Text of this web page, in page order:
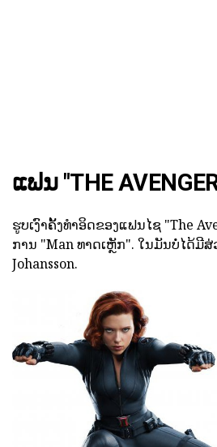
ແຟນ "THE
ຮູບເງົາຄັ້ງທໍາອິດຂອງແຟນໄຊ "The
ການ "Man ທາດເຫຼັກ". ໃນມັນບໍ່ໄດ້ມີ
Johansson.